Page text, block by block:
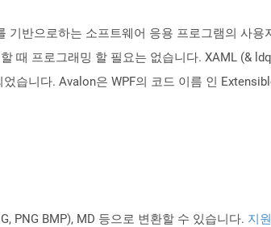
기반으로하는 소프트웨어 응용 프로그램의 사용
때 프로그래밍 할 필요는 없습니다. XAML (&
습니다. Avalon은 WPF의 코드 이름 인
PNG BMP), MD 등으로 변환할 수 있습니다. 지